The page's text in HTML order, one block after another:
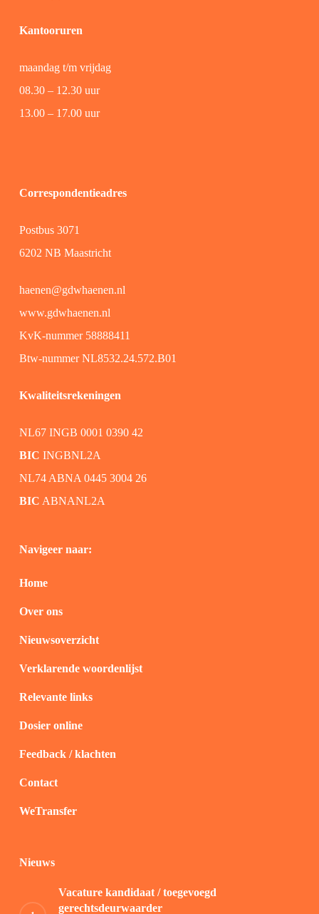
Kantooruren
maandag t/m vrijdag
08.30 – 12.30 uur
13.00 – 17.00 uur
Correspondentieadres
Postbus 3071
6202 NB Maastricht
haenen@gdwhaenen.nl
www.gdwhaenen.nl
KvK-nummer 58888411
Btw-nummer NL8532.24.572.B01
Kwaliteitsrekeningen
NL67 INGB 0001 0390 42
BIC INGBNL2A
NL74 ABNA 0445 3004 26
BIC ABNANL2A
Navigeer naar:
Home
Over ons
Nieuwsoverzicht
Verklarende woordenlijst
Relevante links
Dosier online
Feedback / klachten
Contact
WeTransfer
Nieuws
Vacature kandidaat / toegevoegd
gerechtsdeurwaarder